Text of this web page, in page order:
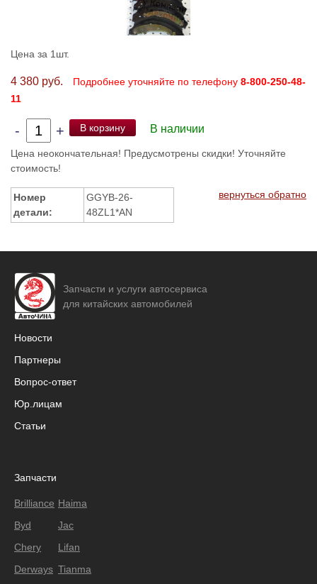
Цена за 1шт.
4 380 руб. Подробнее уточняйте по телефону 8-800-250-48-
11
- + В корзину В наличии
Цена неокончательная! Предусмотрены скидки! Уточняйте
стоимость!
Номер
детали:
GGYB-26-
48ZL1*AN
вернуться обратно
Запчасти и услуги автосервиса
для китайских автомобилей
Новости
Партнеры
Вопрос-ответ
Юр.лицам
Статьи
Запчасти
Brilliance
Byd
Chery
Derways
Haima
Jac
Lifan
Tianma